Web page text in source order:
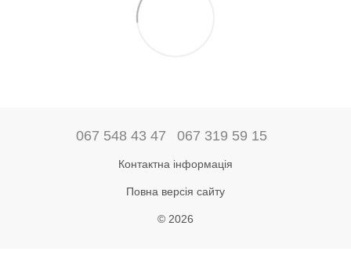
067 548 43 47 067 319 59 15
Контактна інформація
Повна версія сайту
© 2026